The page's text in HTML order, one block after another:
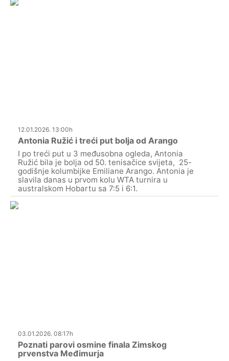
12.01.2026. 13:00h
Antonia Ružić i treći put bolja od Arango
I po treći put u 3 međusobna ogleda, Antonia
Ružić bila je bolja od 50. tenisačice svijeta, 25-
godišnje kolumbijke Emiliane Arango. Antonia je
slavila danas u prvom kolu WTA turnira u
australskom Hobartu sa 7:5 i 6:1.
03.01.2026. 08:17h
Poznati parovi osmine finala Zimskog
prvenstva Međimurja